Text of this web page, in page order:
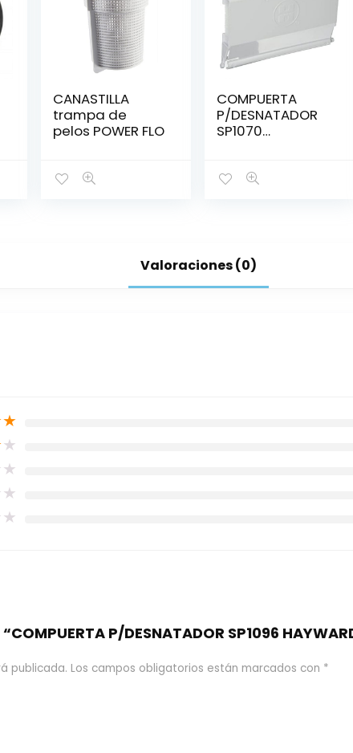
CANASTILLA
trampa de
pelos POWER FLO
COMPUERTA
P/DESNATADOR
SP1070
Valoraciones (0)
★
★
★
★
★
P/DESNATADOR SP1096
publicada. Los campos obligatorios están marcados con *